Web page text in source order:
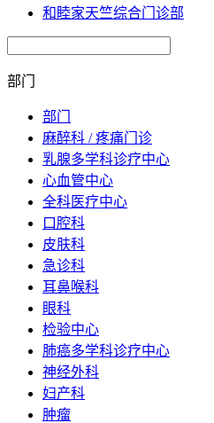
和睦家天竺综合门诊部
部门
部门
麻醉科 / 疼痛门诊
乳腺多学科诊疗中心
心血管中心
全科医疗中心
口腔科
皮肤科
急诊科
耳鼻喉科
眼科
检验中心
肺癌多学科诊疗中心
神经外科
妇产科
肿瘤